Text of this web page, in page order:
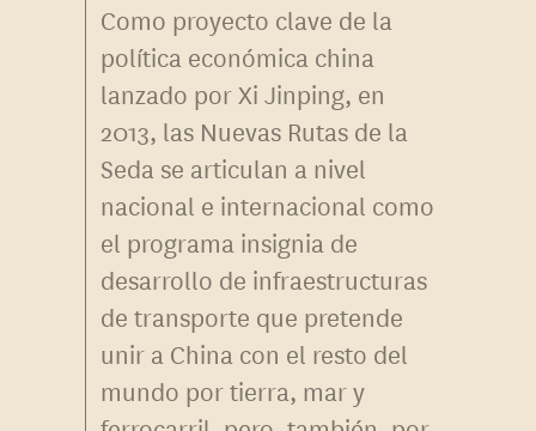
Como proyecto clave de la
política económica china
lanzado por Xi Jinping, en
2013, las Nuevas Rutas de la
Seda se articulan a nivel
nacional e internacional como
el programa insignia de
desarrollo de infraestructuras
de transporte que pretende
unir a China con el resto del
mundo por tierra, mar y